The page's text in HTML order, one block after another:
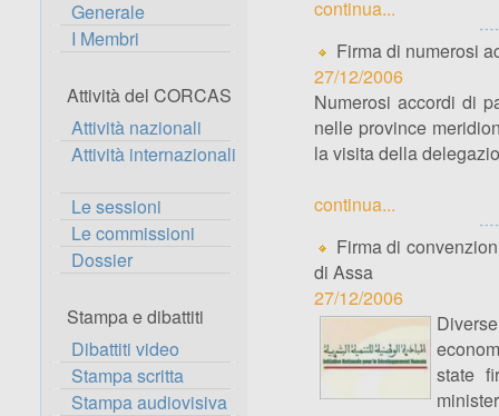
Generale
I Membri
Attività del CORCAS
Attività nazionali
Attività internazionali
Le sessioni
Le commissioni
Dossier
Stampa e dibattiti
Dibattiti video
Stampa scritta
Stampa audiovisiva
continua...
Firma di numerosi
27/12/2006
Numerosi accordi di
nelle province
la visita della
continua...
Firma di
di Assa
27/12/2006
state